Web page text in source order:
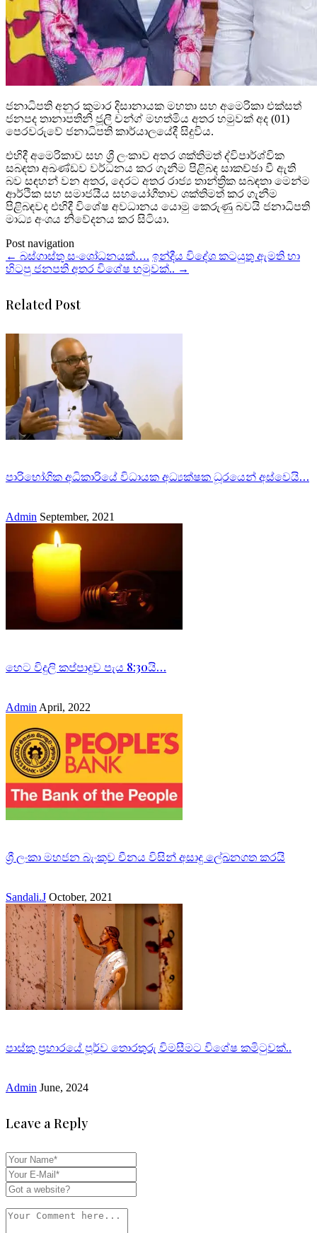
ජනාධිපති අනුර කුමාර දිසානායක මහතා සහ අමෙරිකා එක්සත්
ජනපද තානාපතිනි ජූලී චන්ග් මහත්මිය අතර හමුවක් අද (01)
පෙරවරුවේ ජනාධිපති කාර්යාලයේදී සිදුවිය.
එහිදී අමෙරිකාව සහ ශ්‍රී ලංකාව අතර ශක්තිමත් ද්විපාර්ශ්වික
සබඳතා අඛණ්ඩව වර්ධනය කර ගැනීම පිළිබඳ සාකච්ඡා වී ඇති
බව සඳහන් වන අතර, දෙරට අතර රාජ්‍ය තාන්ත්‍රික සබඳතා මෙන්ම
ආර්ථික සහ සමාජයීය සහයෝගීතාව ශක්තිමත් කර ගැනීම
පිළිබඳවද එහිදී විශේෂ අවධානය යොමු කෙරුණු බවයි ජනාධිපති
මාධ්‍ය අංශය නිවේදනය කර සිටියා.
Post navigation
← බස්ගාස්තු සංශෝධනයක්…. ඉන්දීය විදේශ කටයුතු ඇමති හා
හිටපු ජනපති අතර විශේෂ හමුවක්.. →
Related Post
පාරිභෝගික අධිකාරියේ විධායක අධ්‍යක්ෂක ධූරයෙන් අස්වෙයි…
Admin September, 2021
හෙට විදුලි කප්පාදුව පැය 8:30යි…
Admin April, 2022
ශ්‍රී ලංකා මහජන බැංකුව චීනය විසින් අසාදු ලේඛනගත කරයි
Sandali.J October, 2021
පාස්කු ප්‍රහාරයේ පූර්ව තොරතුරු විමසීමට විශේෂ කමිටුවක්..
Admin June, 2024
Leave a Reply